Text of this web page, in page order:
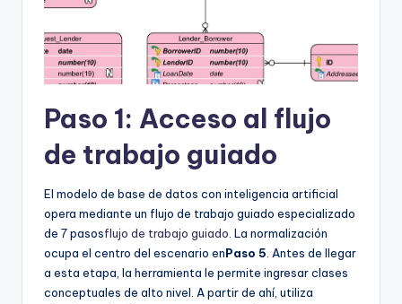
Paso 1: Acceso al flujo
de trabajo guiado
El modelo de base de datos con inteligencia artificial
opera mediante un flujo de trabajo guiado especializado
de 7 pasosflujo de trabajo guiado. La normalización
ocupa el centro del escenario enPaso 5. Antes de llegar
a esta etapa, la herramienta le permite ingresar clases
conceptuales de alto nivel. A partir de ahí, utiliza